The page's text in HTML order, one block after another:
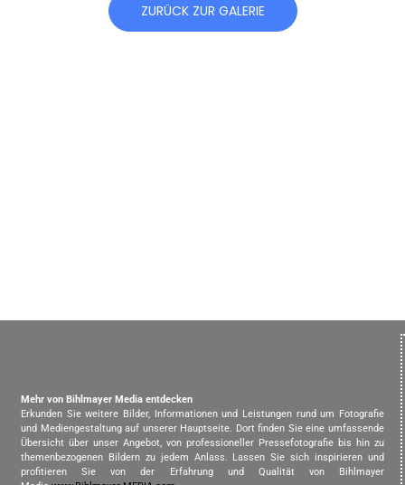
ZURÜCK ZUR GALERIE
Mehr von Bihlmayer Media entdecken
Erkunden Sie weitere Bilder, Informationen und Leistungen rund um Fotografie
und Mediengestaltung auf unserer Hauptseite. Dort finden Sie eine umfassende
Übersicht über unser Angebot, von professioneller Pressefotografie bis hin zu
themenbezogenen Bildern zu jedem Anlass. Lassen Sie sich inspirieren und
profitieren Sie von der Erfahrung und Qualität von Bihlmayer